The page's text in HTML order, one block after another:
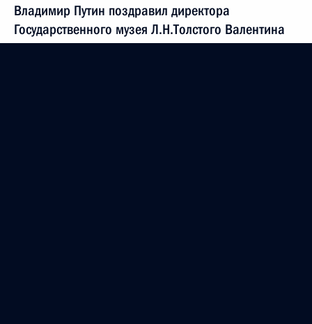
Владимир Путин поздравил директора
Государственного музея Л.Н.Толстого Валентина
Ремизова с 55-летием